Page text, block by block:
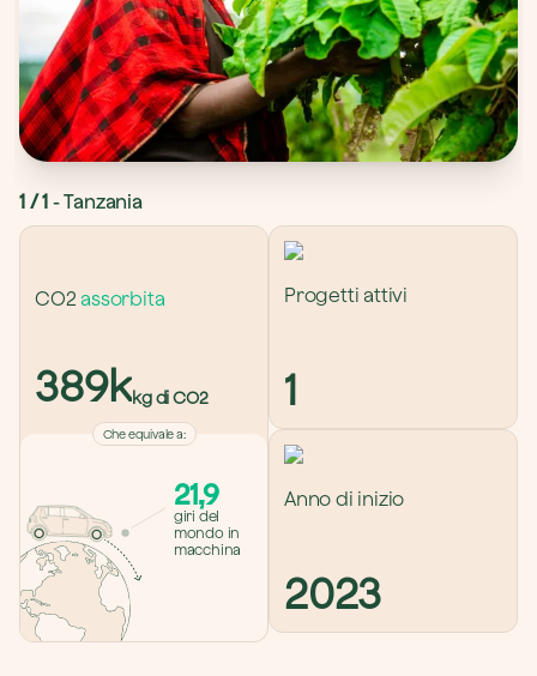
1 / 1 - Tanzania
CO2 assorbita
389kkg di CO2
Che equivale a:
21,9
giri del
mondo in
macchina
Progetti attivi
1
Anno di inizio
2023